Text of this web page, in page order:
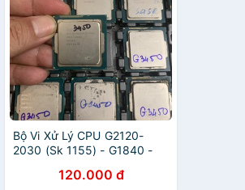
Bộ Vi Xử Lý CPU G2120-
2030 (Sk 1155) - G1840 -
3450 (Sk 1150) Giá Rẻ
120.000 đ